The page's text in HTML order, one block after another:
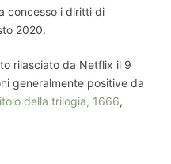
concesso i diritti di
2020.
rilasciato da Netflix il 9
generalmente positive da
della trilogia, 1666,